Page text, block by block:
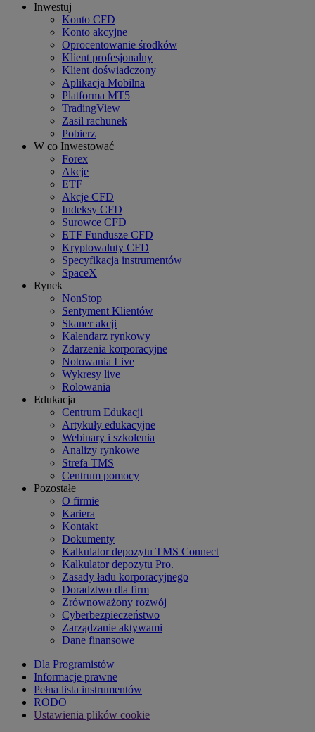
Inwestuj
Konto CFD
Konto akcyjne
Oprocentowanie środków
Klient profesjonalny
Klient doświadczony
Aplikacja Mobilna
Platforma MT5
TradingView
Zasil rachunek
Pobierz
W co Inwestować
Forex
Akcje
ETF
Akcje CFD
Indeksy CFD
Surowce CFD
ETF Fundusze CFD
Kryptowaluty CFD
Specyfikacja instrumentów
SpaceX
Rynek
NonStop
Sentyment Klientów
Skaner akcji
Kalendarz rynkowy
Zdarzenia korporacyjne
Notowania Live
Wykresy live
Rolowania
Edukacja
Centrum Edukacji
Artykuły edukacyjne
Webinary i szkolenia
Analizy rynkowe
Strefa TMS
Centrum pomocy
Pozostałe
O firmie
Kariera
Kontakt
Dokumenty
Kalkulator depozytu TMS Connect
Kalkulator depozytu Pro.
Zasady ładu korporacyjnego
Doradztwo dla firm
Zrównoważony rozwój
Cyberbezpieczeństwo
Zarządzanie aktywami
Dane finansowe
Dla Programistów
Informacje prawne
Pełna lista instrumentów
RODO
Ustawienia plików cookie